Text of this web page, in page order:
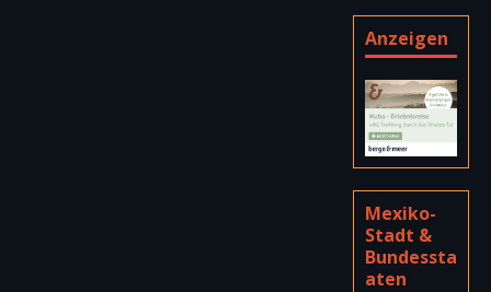
Anzeigen
Mexiko-
Stadt &
Bundessta
aten